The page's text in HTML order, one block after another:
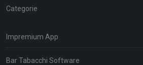
Categorie
Impremium App
Bar Tabacchi Software